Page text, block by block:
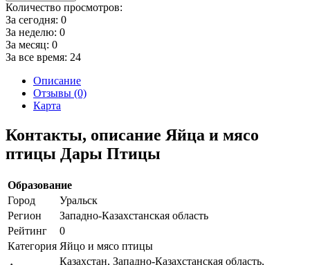
Количество просмотров:
За сегодня: 0
За неделю: 0
За месяц: 0
За все время: 24
Описание
Отзывы (0)
Карта
Контакты, описание Яйца и мясо
птицы Дары Птицы
Образование
Город
Уральск
Регион
Западно-Казахстанская область
Рейтинг
0
Категория Яйцо и мясо птицы
Казахстан, Западно-Казахстанская область,